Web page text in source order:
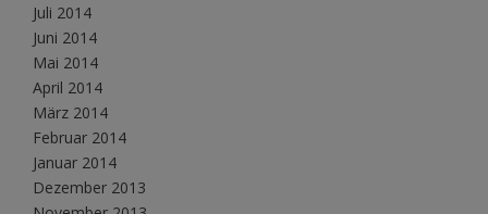
Juli 2014
Juni 2014
Mai 2014
April 2014
März 2014
Februar 2014
Januar 2014
Dezember 2013